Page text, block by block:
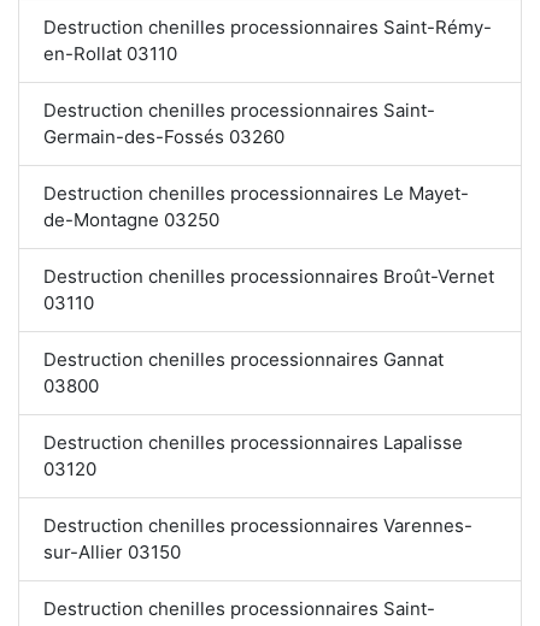
Destruction chenilles processionnaires Saint-Rémy-
en-Rollat 03110
Destruction chenilles processionnaires Saint-
Germain-des-Fossés 03260
Destruction chenilles processionnaires Le Mayet-
de-Montagne 03250
Destruction chenilles processionnaires Broût-Vernet
03110
Destruction chenilles processionnaires Gannat
03800
Destruction chenilles processionnaires Lapalisse
03120
Destruction chenilles processionnaires Varennes-
sur-Allier 03150
Destruction chenilles processionnaires Saint-